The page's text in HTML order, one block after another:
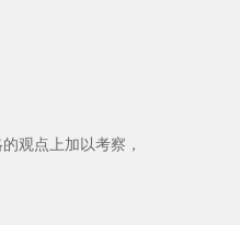
观点上加以考察，